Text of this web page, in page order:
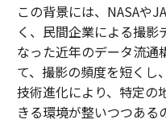
この背景には、NASAや
く、民間企業による撮
なった近年のデータ流通
て、撮影の頻度を短くし
技術進化により、特定の
きる環境が整いつつある